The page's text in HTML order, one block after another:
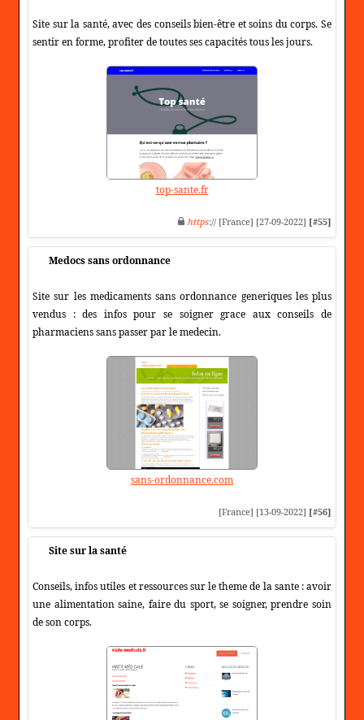
Site sur la santé, avec des conseils bien-être et soins du corps. Se
sentir en forme, profiter de toutes ses capacités tous les jours.
top-sante.fr
https:// [France] [27-09-2022] [#55]
Medocs sans ordonnance
Site sur les medicaments sans ordonnance generiques les plus
vendus : des infos pour se soigner grace aux conseils de
pharmaciens sans passer par le medecin.
sans-ordonnance.com
[France] [13-09-2022] [#56]
Site sur la santé
Conseils, infos utiles et ressources sur le theme de la sante : avoir
une alimentation saine, faire du sport, se soigner, prendre soin
de son corps.